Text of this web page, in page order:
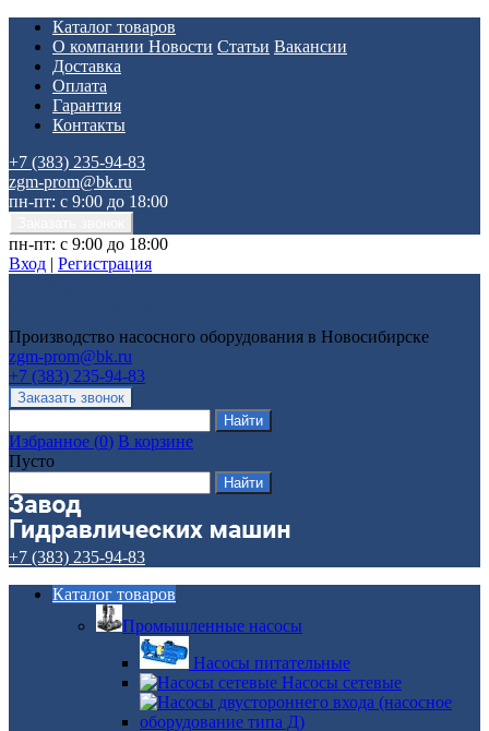
Каталог товаров
О компании Новости Статьи Вакансии
Доставка
Оплата
Гарантия
Контакты
+7 (383) 235-94-83
zgm-prom@bk.ru
пн-пт: с 9:00 до 18:00
пн-пт: с 9:00 до 18:00
Вход | Регистрация
Производство насосного оборудования в Новосибирске
zgm-prom@bk.ru
+7 (383) 235-94-83
Избранное (0) В корзине
Пусто
+7 (383) 235-94-83
Каталог товаров
Промышленные насосы
Насосы питательные
Насосы сетевые